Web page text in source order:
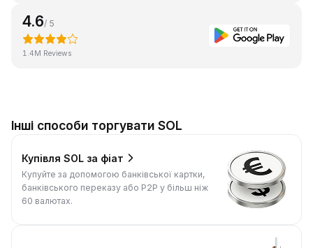
4.6/ 5
1.4M Reviews
Інші способи торгувати SOL
Купівля SOL за фіат
Купуйте за допомогою банківської картки,
банківського переказу або P2P у більш ніж
60 валютах.